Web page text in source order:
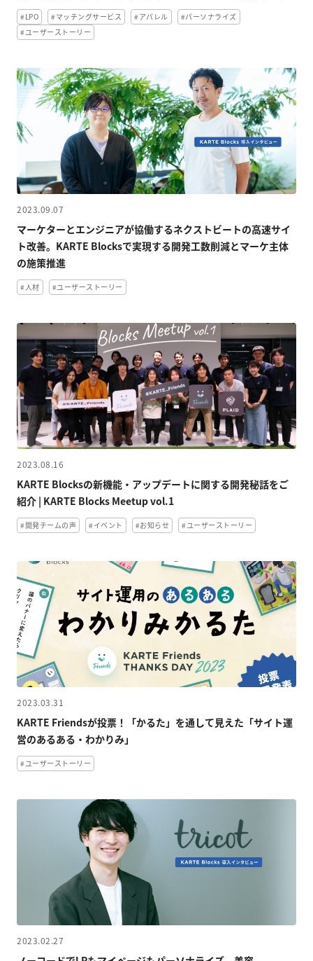
#LPO #マッチングサービス #アパレル
#パーソナライズ
#ユーザーストーリー
2023.09.07
マーケターとエンジニアが協働するネクストビートの高速サイ
ト改善。KARTE Blocksで実現する開発工数削減とマーケ主体
の施策推進
#人材 #ユーザーストーリー
2023.08.16
KARTE Blocksの新機能・アップデートに関する開発秘話をご
紹介 | KARTE Blocks Meetup vol.1
#開発チームの声 #イベント #お知らせ #ユーザーストーリー
2023.03.31
KARTE Friendsが投票！「かるた」を通して見えた「サイト運
営のあるある・わかりみ」
#ユーザーストーリー
2023.02.27